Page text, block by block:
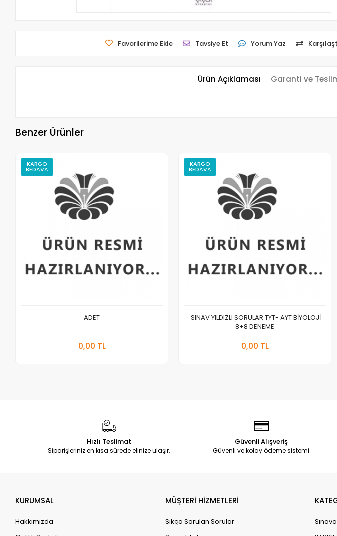
Favorilerime Ekle Tavsiye Et Yorum Yaz
Ürün Açıklaması Garanti ve
Benzer Ürünler
KARGO
BEDAVA
ADET
0,00 TL
KARGO
BEDAVA
SINAV YILDIZLI SORULAR TYT- AYT BİYOLOJİ
8+8 DENEME
0,00 TL
Hızlı Teslimat
Siparişleriniz en kısa sürede elinize ulaşır.
Güvenli Alışveriş
Güvenli ve kolay ödeme sistemi
KURUMSAL
Hakkımızda
MÜŞTERİ HİZMETLERİ
Sıkça Sorulan Sorular